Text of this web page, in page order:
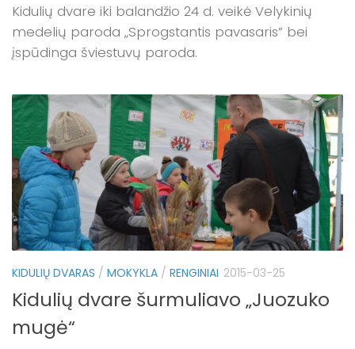
Kidulių dvare iki balandžio 24 d. veikė Velykinių
medelių paroda „Sprogstantis pavasaris” bei
įspūdinga šviestuvų paroda.
KIDULIŲ DVARAS / MOKYKLA / RENGINIAI 2015-03-25
Kidulių dvare šurmuliavo „Juozuko
mugė“